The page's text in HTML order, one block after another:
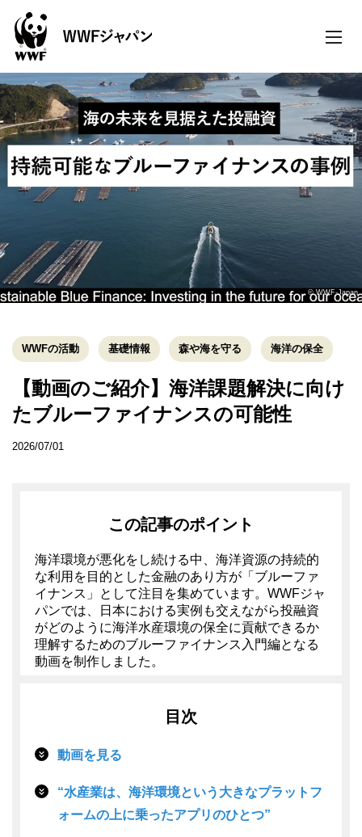
toggle
© WWF-Japan
WWFの活動 基礎情報 森や海を守る 海洋の保全
【動画のご紹介】海洋課題解決に向け
たブルーファイナンスの可能性
2026/07/01
この記事のポイント
海洋環境が悪化をし続ける中、海洋資源の持続的
な利用を目的とした金融のあり方が「ブルーファ
イナンス」として注目を集めています。WWFジャ
パンでは、日本における実例も交えながら投融資
がどのように海洋水産環境の保全に貢献できるか
理解するためのブルーファイナンス入門編となる
動画を制作しました。
目次
動画を見る
“水産業は、海洋環境という大きなプラットフ
ォームの上に乗ったアプリのひとつ”